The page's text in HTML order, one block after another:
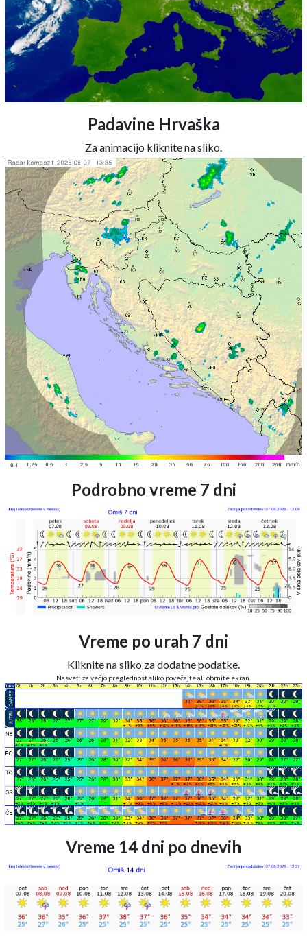
Padavine Hrvaška
Za animacijo kliknite na sliko.
Podrobno vreme 7 dni
Vreme po urah 7 dni
Kliknite na sliko za dodatne podatke.
Nasvet: za večjo preglednost sliko povečajte ali obrnite ekran.
Vreme 14 dni po dnevih